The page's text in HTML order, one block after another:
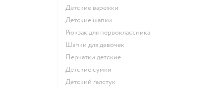
Детские варежки
Детские шапки
Рюкзак для первоклассника
Шапки для девочек
Перчатки детские
Детские сумки
Детский галстук